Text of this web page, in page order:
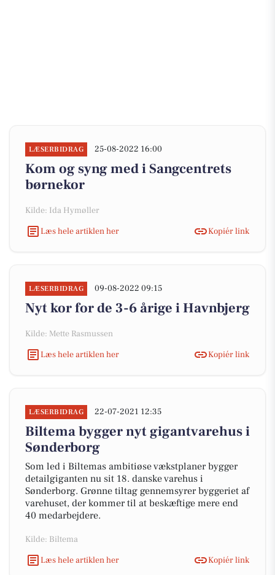
LÆSERBIDRAG 25-08-2022 16:00
Kom og syng med i Sangcentrets
børnekor
Kilde: Ida Hymøller
Læs hele artiklen her
Kopiér link
LÆSERBIDRAG 09-08-2022 09:15
Nyt kor for de 3-6 årige i Havnbjerg
Kilde: Mette Rasmussen
Læs hele artiklen her
Kopiér link
LÆSERBIDRAG 22-07-2021 12:35
Biltema bygger nyt gigantvarehus i
Sønderborg
Som led i Biltemas ambitiøse vækstplaner bygger
detailgiganten nu sit 18. danske varehus i
Sønderborg. Grønne tiltag gennemsyrer byggeriet af
varehuset, der kommer til at beskæftige mere end
40 medarbejdere.
Kilde: Biltema
Læs hele artiklen her
Kopiér link